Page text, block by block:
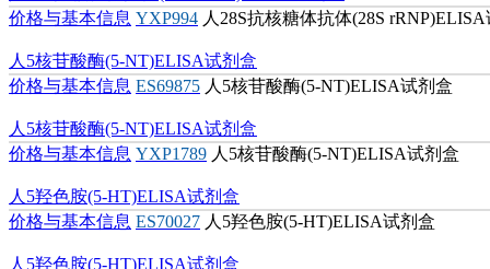
价格与基本信息 YXP994 人28S抗核糖体抗体(28S
人5核苷酸酶(5-NT)ELISA试剂盒
价格与基本信息 ES69875 人5核苷酸酶(5-NT)ELISA试剂盒
人5核苷酸酶(5-NT)ELISA试剂盒
价格与基本信息 YXP1789 人5核苷酸酶(5-NT)ELISA试剂盒
人5羟色胺(5-HT)ELISA试剂盒